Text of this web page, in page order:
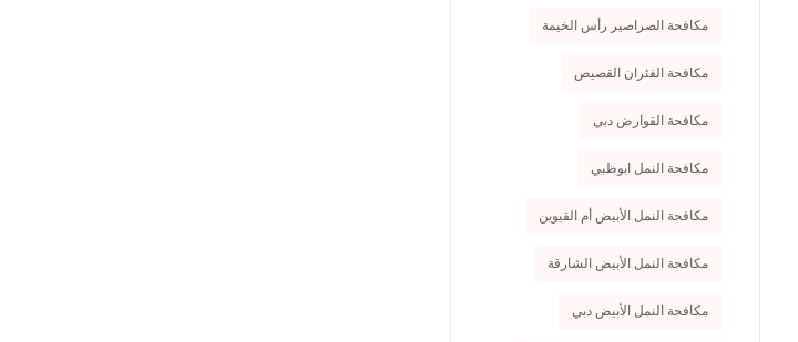
مكافحة الصراصير رأس الخيمة
مكافحة الفئران القصيص
مكافحة القوارض دبي
مكافحة النمل ابوظبي
مكافحة النمل الأبيض أم القيوين
مكافحة النمل الأبيض الشارقة
مكافحة النمل الأبيض دبي